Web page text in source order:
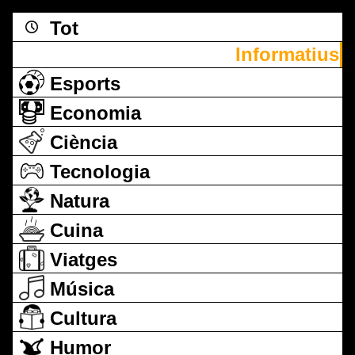
Tot
Informatius
Esports
Economia
Ciència
Tecnologia
Natura
Cuina
Viatges
Música
Cultura
Humor